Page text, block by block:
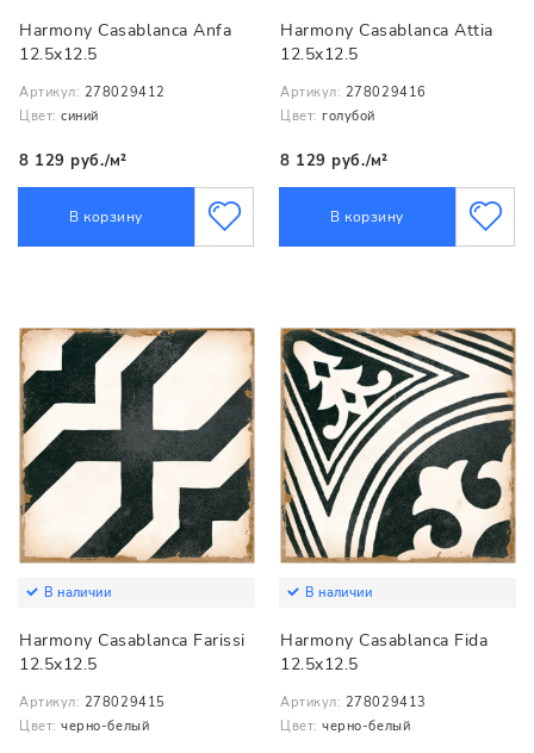
Harmony Casablanca Anfa
12.5x12.5
Артикул: 278029412
Цвет: синий
8 129 руб./м²
В корзину
Harmony Casablanca Attia
12.5x12.5
Артикул: 278029416
Цвет: голубой
8 129 руб./м²
В корзину
В наличии
Harmony Casablanca Farissi
12.5x12.5
Артикул: 278029415
Цвет: черно-белый
В наличии
Harmony Casablanca Fida
12.5x12.5
Артикул: 278029413
Цвет: черно-белый